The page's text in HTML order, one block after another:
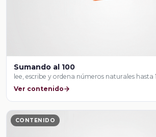
Sumando al 100
lee, escribe y ordena números naturales hasta
Ver contenido
CONTENIDO